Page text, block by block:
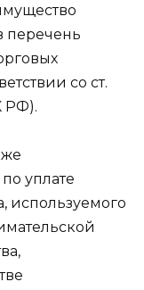
перечень
со ст.
РФ).
уплате
используемого